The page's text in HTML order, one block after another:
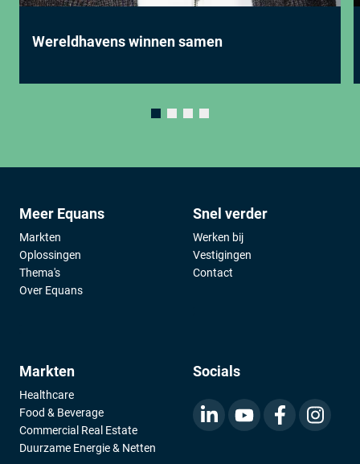
Wereldhavens winnen samen
Meer Equans
Markten
Oplossingen
Thema's
Over Equans
Snel verder
Werken bij
Vestigingen
Contact
Markten
Healthcare
Food & Beverage
Commercial Real Estate
Duurzame Energie & Netten
Socials